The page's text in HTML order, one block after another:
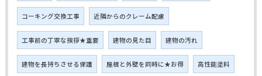
コーキング交換工事 近隣からのクレーム配慮
工事前の丁寧な挨拶★重要 建物の見た目 建物の汚れ
建物を長持ちさせる保護 屋根と外壁を同時に★お得 高性能塗料